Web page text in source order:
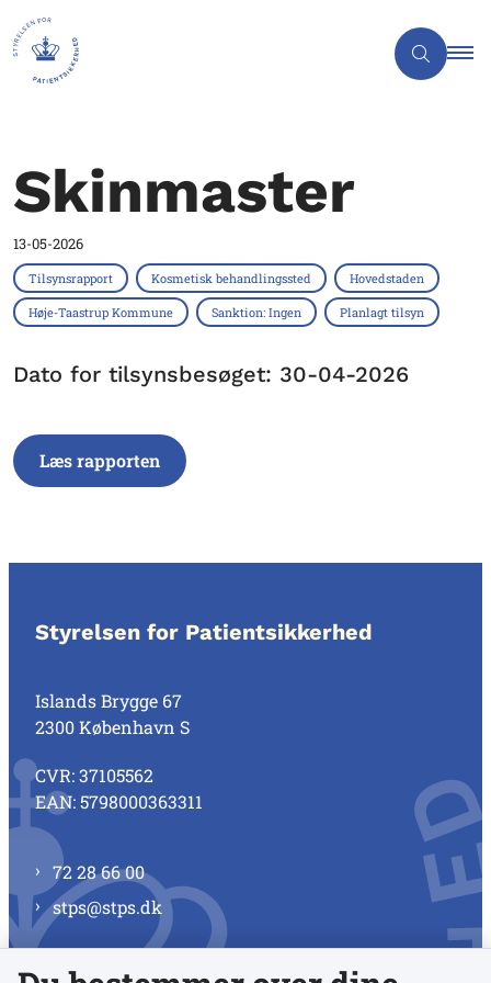
Skinmaster
13-05-2026
Tilsynsrapport Kosmetisk behandlingssted Hovedstaden
Høje-Taastrup Kommune Sanktion: Ingen Planlagt tilsyn
Dato for tilsynsbesøget: 30-04-2026
Læs rapporten
Styrelsen for Patientsikkerhed
Islands Brygge 67
2300 København S
CVR: 37105562
EAN: 5798000363311
72 28 66 00
stps@stps.dk